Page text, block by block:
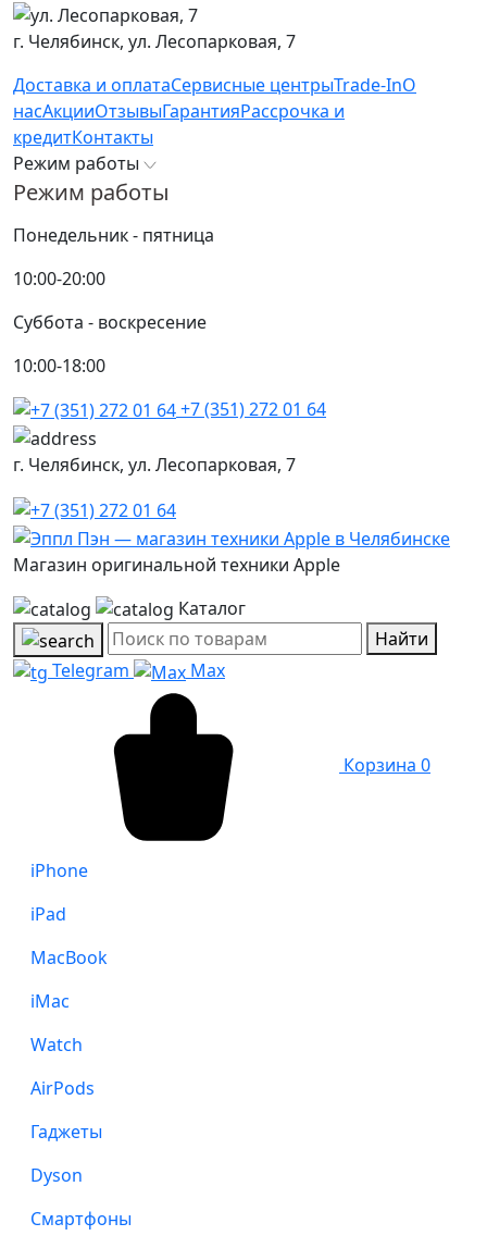
г. Челябинск, ул. Лесопарковая, 7
Доставка и оплатаСервисные центрыTrade-InО
насАкцииОтзывыГарантияРассрочка и
кредитКонтакты
Режим работы
Режим работы
Понедельник - пятница
10:00-20:00
Суббота - воскресение
10:00-18:00
+7 (351) 272 01 64
г. Челябинск, ул. Лесопарковая, 7
Магазин оригинальной техники Apple
Каталог
Найти
Telegram
Max
Корзина 0
iPhone
iPad
MacBook
iMac
Watch
AirPods
Гаджеты
Dyson
Смартфоны